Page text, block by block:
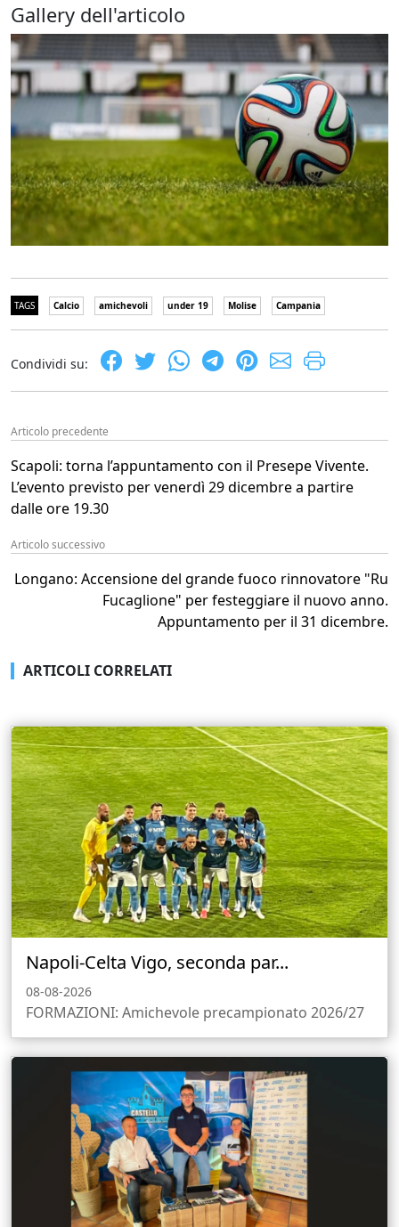
Gallery dell'articolo
TAGS Calcio amichevoli under 19 Molise Campania
Condividi su:
Articolo precedente
Scapoli: torna l’appuntamento con il Presepe Vivente.
L’evento previsto per venerdì 29 dicembre a partire
dalle ore 19.30
Articolo successivo
Longano: Accensione del grande fuoco rinnovatore "Ru
Fucaglione" per festeggiare il nuovo anno.
Appuntamento per il 31 dicembre.
ARTICOLI CORRELATI
Napoli-Celta Vigo, seconda par...
08-08-2026
FORMAZIONI: Amichevole precampionato 2026/27